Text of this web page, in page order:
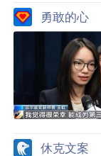
勇敢的心
休克文案